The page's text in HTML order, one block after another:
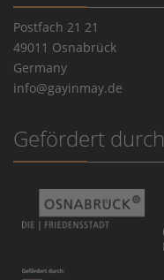
Postfach 21 21
49011 Osnabrück
Germany
info@gayinmay.de
Gefördert durch